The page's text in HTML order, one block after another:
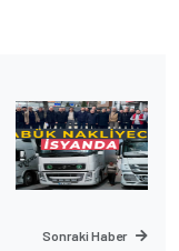
Sonraki Haber